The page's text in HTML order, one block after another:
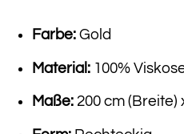
Farbe:Gold
Material:100%
Maße:200 cm (Breite)